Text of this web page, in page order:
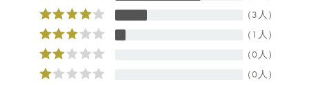
30×30×111㎜
■エッフェオーガニック モアブライトニング ミルク ミニ：
30×30×111㎜
【全成分】
■エッフェオーガニック モアブライトニング クレンジングリキッ